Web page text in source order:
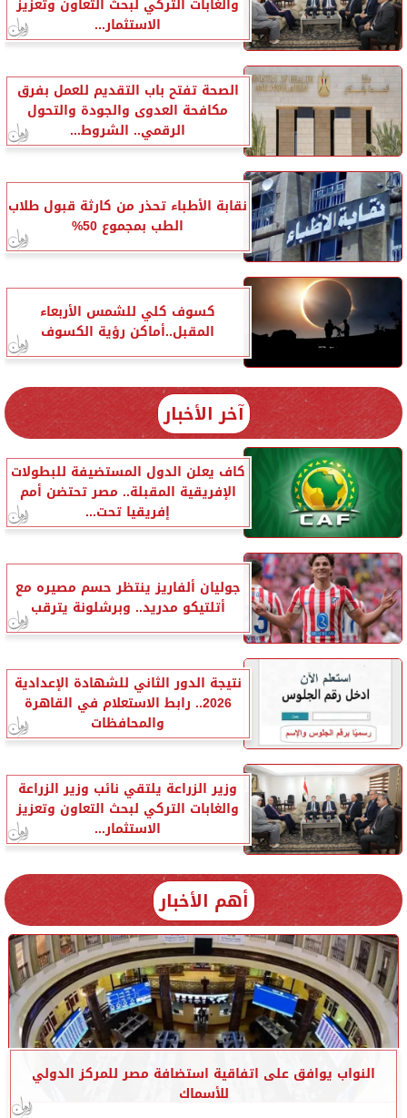
والغابات التركي لبحث التعاون وتعزيز
الاستثمار...
الصحة تفتح باب التقديم للعمل بفرق
مكافحة العدوى والجودة والتحول
الرقمي.. الشروط...
نقابة الأطباء تحذر من كارثة قبول طلاب
الطب بمجموع 50%
كسوف كلي للشمس الأربعاء
المقبل..أماكن رؤية الكسوف
آخر الأخبار
كاف يعلن الدول المستضيفة للبطولات
الإفريقية المقبلة.. مصر تحتضن أمم
إفريقيا تحت...
جوليان ألفاريز ينتظر حسم مصيره مع
أتلتيكو مدريد.. وبرشلونة يترقب
نتيجة الدور الثاني للشهادة الإعدادية
2026.. رابط الاستعلام في القاهرة
والمحافظات
وزير الزراعة يلتقي نائب وزير الزراعة
والغابات التركي لبحث التعاون وتعزيز
الاستثمار...
أهم الأخبار
النواب يوافق على اتفاقية استضافة مصر للمركز الدولي
للأسماك